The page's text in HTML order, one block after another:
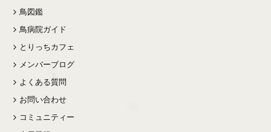
鳥図鑑
鳥病院ガイド
とりっちカフェ
メンバーブログ
よくある質問
お問い合わせ
コミュニティー